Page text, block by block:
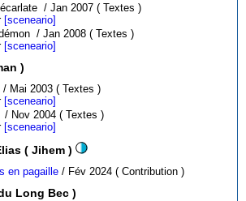
• Tome 1 : La Crypte écarlate / Jan 2007 ( Textes )
[sceneario]
• Tome 2 : L'éveil du démon / Jan 2008 ( Textes )
[sceneario]
)
• Tome 1 : Maléfices / Mai 2003 ( Textes )
[sceneario]
• Tome 2 : Sacrifices / Nov 2004 ( Textes )
[sceneario]
Les aventures d' Elias ( Jihem )
en pagaille / Fév 2024 ( Contribution )
Long Bec )